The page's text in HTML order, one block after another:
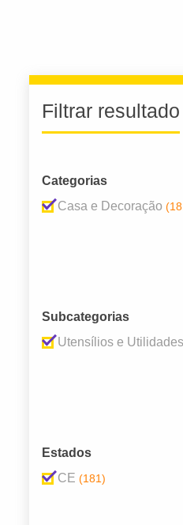
Filtrar resultado
Categorias
Casa e Decoração
Subcategorias
Utensílios e
Estados
CE (181)